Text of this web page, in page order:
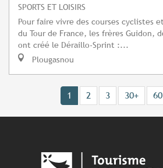
SPORTS ET LOISIRS
Pour faire vivre des courses cyclistes
du Tour de France, les frères Guidon,
ont créé le Déraillo-Sprint :...
Plougasnou
1 2 3 30+